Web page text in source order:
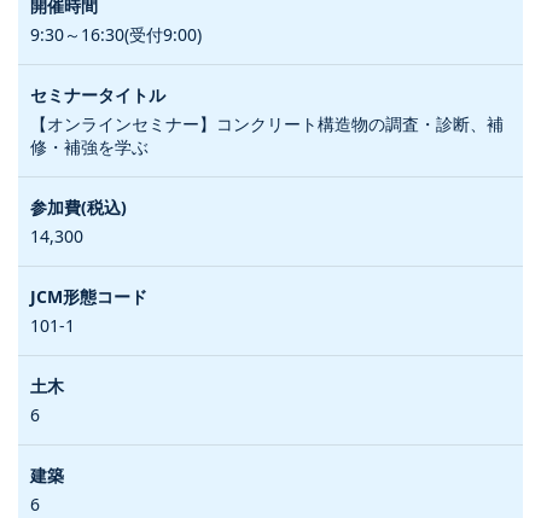
9:30～16:30(受付9:00)
【オンラインセミナー】コンクリート構造物の調査・診断、補
修・補強を学ぶ
14,300
101-1
6
6